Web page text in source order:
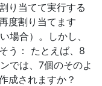
り当てて実行する
度割り当てます
場合）。しかし、
う： たとえば、8
では、7個のそのよ
成されますか？